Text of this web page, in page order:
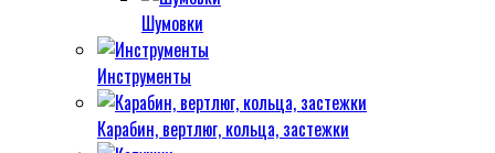
Шумовки
Инструменты
Карабин, вертлюг, кольца, застежки